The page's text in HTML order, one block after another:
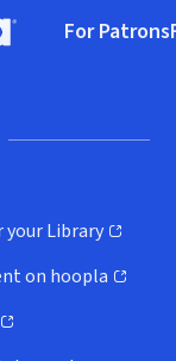
to homepage
For Patrons
your Library
on hoopla